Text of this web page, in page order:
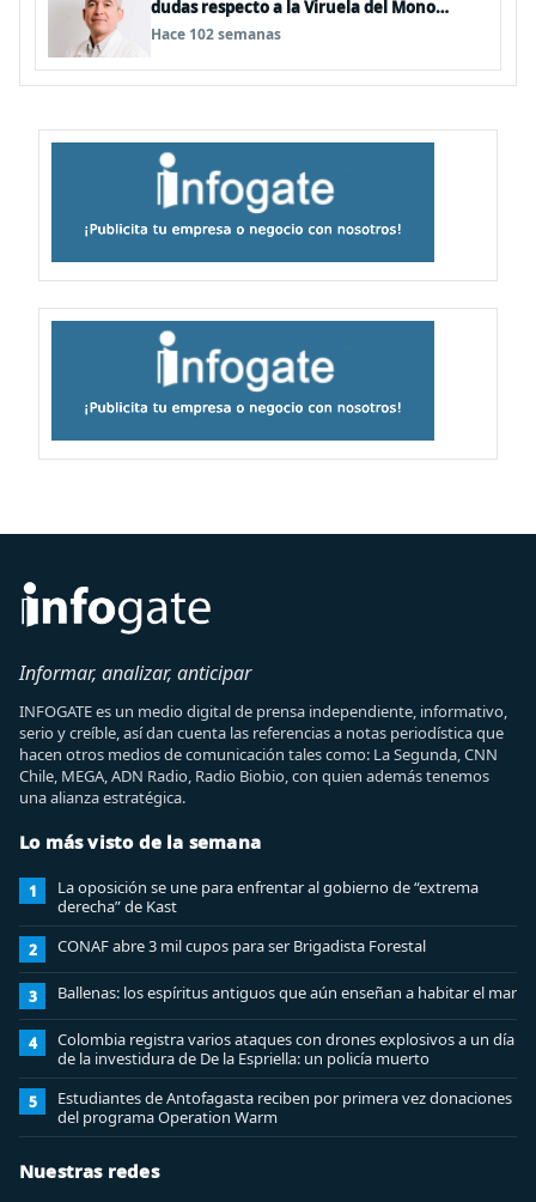
dudas respecto a la Viruela del Mono
(MPOX)
Hace 102 semanas
Informar, analizar, anticipar
INFOGATE es un medio digital de prensa independiente, informativo,
serio y creíble, así dan cuenta las referencias a notas periodística que
hacen otros medios de comunicación tales como: La Segunda, CNN
Chile, MEGA, ADN Radio, Radio Biobio, con quien además tenemos
una alianza estratégica.
Lo más visto de la semana
1
La oposición se une para enfrentar al gobierno de “extrema
derecha” de Kast
2 CONAF abre 3 mil cupos para ser Brigadista Forestal
3 Ballenas: los espíritus antiguos que aún enseñan a habitar el mar
4
Colombia registra varios ataques con drones explosivos a un día
de la investidura de De la Espriella: un policía muerto
5
Estudiantes de Antofagasta reciben por primera vez donaciones
del programa Operation Warm
Nuestras redes